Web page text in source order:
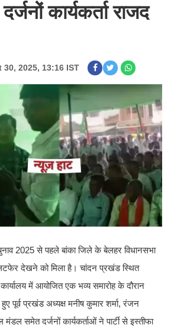
कार्यकर्ता राजद
30, 2025, 13:16 IST
2025 से पहले बांका जिले के बेलहर विधानसभा
देखने को मिला है। चांदन प्रखंड स्थित
में आयोजित एक भव्य समारोह के दौरान
पूर्व प्रखंड अध्यक्ष मनीष कुमार शर्मा, रंजन
मंडल समेत दर्जनों कार्यकर्ताओं ने पार्टी से इस्तीफा